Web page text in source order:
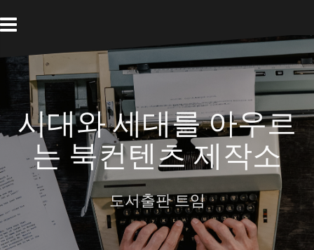
to
content
시대와 세대를 아우르
는 북컨텐츠 제작소
도서출판 트임